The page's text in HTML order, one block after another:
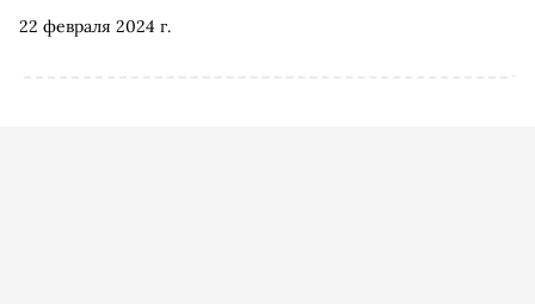
22 февраля 2024 г.
«Авторский стиль»